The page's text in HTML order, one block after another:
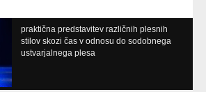
- prikaz dela v procesu nastajanja
dvorana, Ljubljana, SI
praktična predstavitev različnih plesnih
stilov skozi čas v odnosu do sodobnega
ustvarjalnega plesa